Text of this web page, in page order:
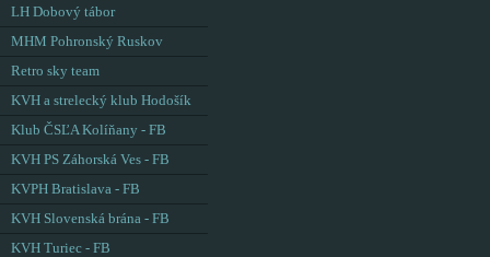
LH Dobový tábor
MHM Pohronský Ruskov
Retro sky team
KVH a strelecký klub Hodošík
Klub ČSĽA Kolíňany - FB
KVH PS Záhorská Ves - FB
KVPH Bratislava - FB
KVH Slovenská brána - FB
KVH Turiec - FB